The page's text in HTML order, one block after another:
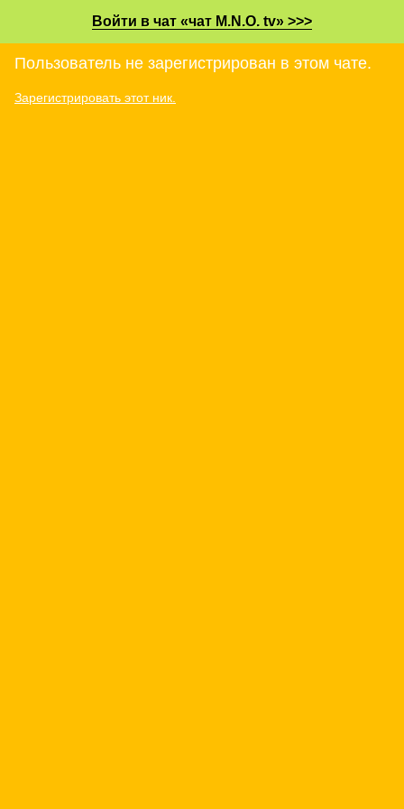
Войти в чат «чат M.N.O. tv» >>>
Пользователь не зарегистрирован в этом чате.
Зарегистрировать этот ник.